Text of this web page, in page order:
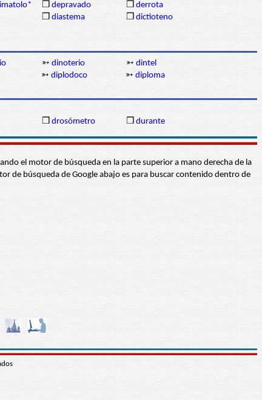
❒ depravado ❒ derrota
❒ diastema ❒ dictioteno
➳ dinoterio ➳ dintel
➳ diplodoco ➳ diploma
❒ drosómetro ❒ durante
el motor de búsqueda en la parte superior a mano derecha de la
de búsqueda de Google abajo es para buscar contenido dentro de